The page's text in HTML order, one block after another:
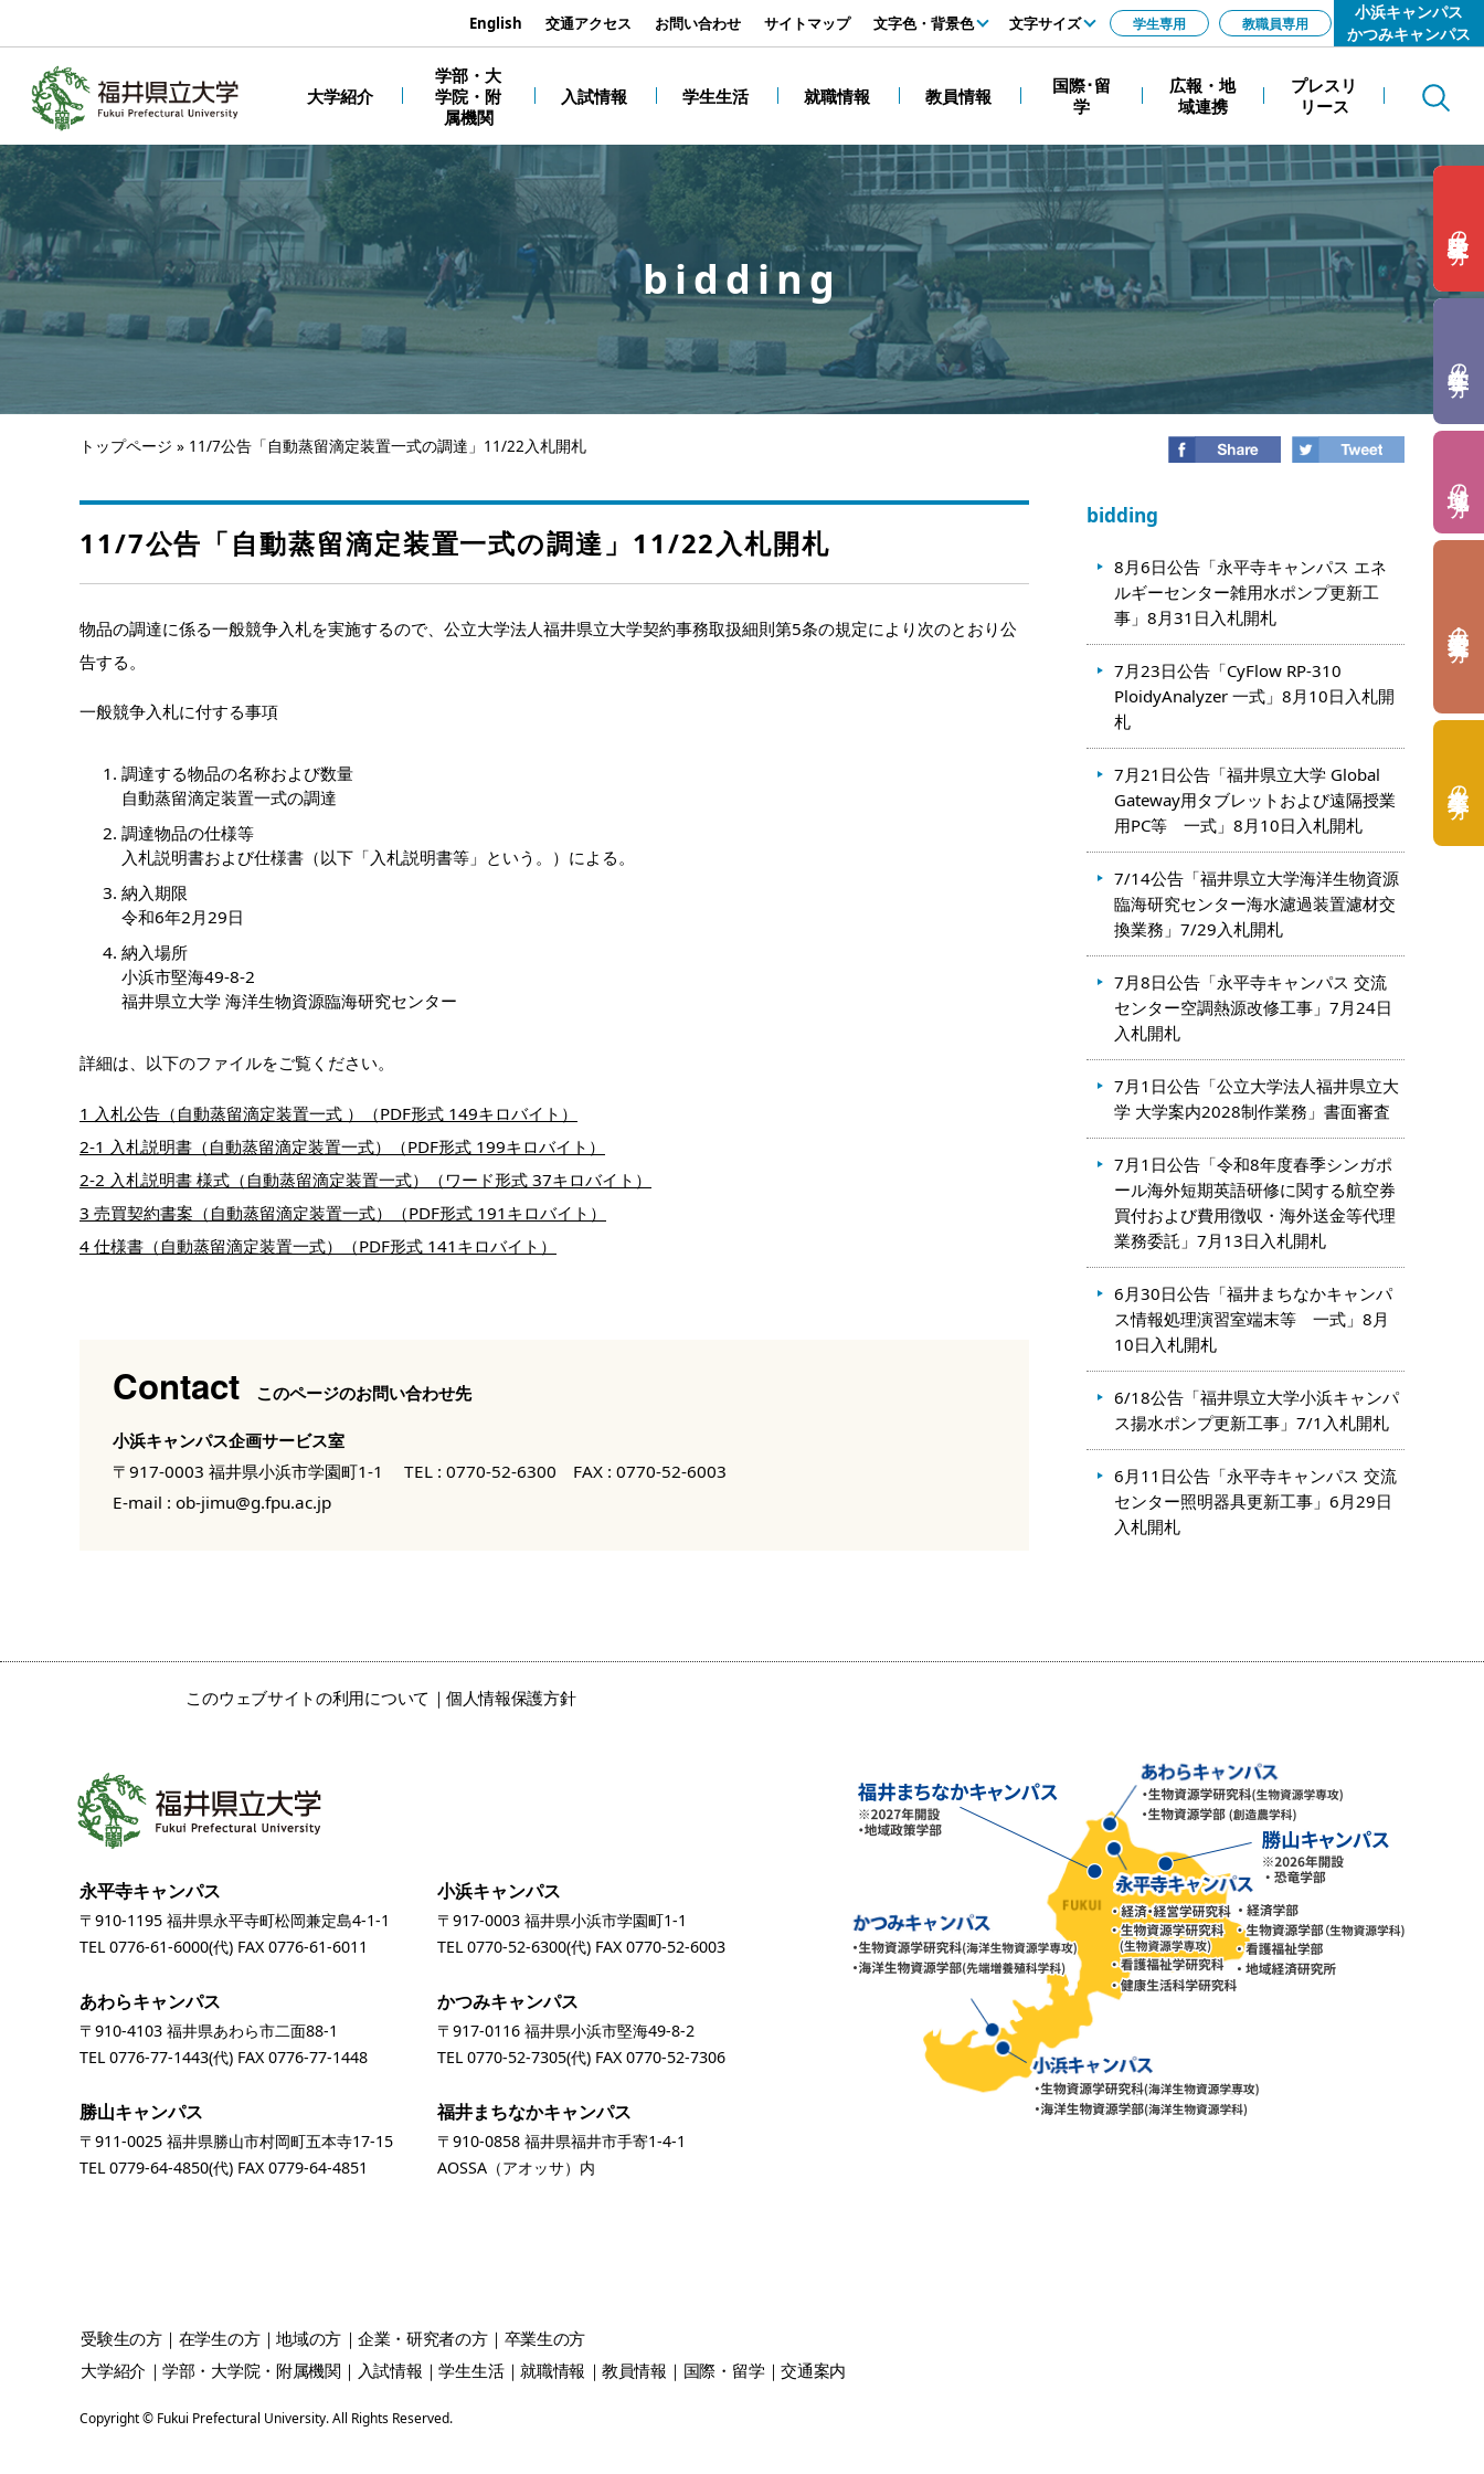
Search
大学紹介
学部・大
学院・附
属機関
入試情報 学生生活 就職情報 教員情報
国際･留
学
広報・地
域連携
プレスリ
リース
小浜キャンパス
かつみキャンパス
の方
の方
の方
の方
の方
English 交通アクセス お問い合わせ サイトマップ 文字色・背景色
黒
文字サイズ
拡大
学生専用 教職員専用
bidding
トップページ » 11/7公告「自動蒸留滴定装置一式の調達」11/22入札開札
11/7公告「自動蒸留滴定装置一式の調達」11/22入札開札
物品の調達に係る一般競争入札を実施するので、公立大学法人福井県立大学契約事務取扱細則第5条の規定により次のとおり公
告する。
一般競争入札に付する事項
調達する物品の名称および数量
自動蒸留滴定装置一式の調達
調達物品の仕様等
入札説明書および仕様書（以下「入札説明書等」という。）による。
納入期限
令和6年2月29日
納入場所
小浜市堅海49-8-2
福井県立大学 海洋生物資源臨海研究センター
詳細は、以下のファイルをご覧ください。
1 入札公告（自動蒸留滴定装置一式 ）（PDF形式 149キロバイト）
2-1 入札説明書（自動蒸留滴定装置一式）（PDF形式 199キロバイト）
2-2 入札説明書 様式（自動蒸留滴定装置一式）（ワード形式 37キロバイト）
3 売買契約書案（自動蒸留滴定装置一式）（PDF形式 191キロバイト）
4 仕様書（自動蒸留滴定装置一式）（PDF形式 141キロバイト）
Contact このページのお問い合わせ先
小浜キャンパス企画サービス室
〒917-0003 福井県小浜市学園町1-1
TEL : 0770-52-6300 FAX : 0770-52-6003
E-mail : ob-jimu@g.fpu.ac.jp
bidding
8月6日公告「永平寺キャンパス エネ
ルギーセンター雑用水ポンプ更新工
事」8月31日入札開札
7月23日公告「CyFlow RP-310
PloidyAnalyzer 一式」8月10日入札開
札
7月21日公告「福井県立大学 Global
Gateway用タブレットおよび遠隔授業
用PC等 一式」8月10日入札開札
7/14公告「福井県立大学海洋生物資源
臨海研究センター海水濾過装置濾材交
換業務」7/29入札開札
7月8日公告「永平寺キャンパス 交流
センター空調熱源改修工事」7月24日
入札開札
7月1日公告「公立大学法人福井県立大
学 大学案内2028制作業務」書面審査
7月1日公告「令和8年度春季シンガポ
ール海外短期英語研修に関する航空券
買付および費用徴収・海外送金等代理
業務委託」7月13日入札開札
6月30日公告「福井まちなかキャンパ
ス情報処理演習室端末等 一式」8月
10日入札開札
6/18公告「福井県立大学小浜キャンパ
ス揚水ポンプ更新工事」7/1入札開札
6月11日公告「永平寺キャンパス 交流
センター照明器具更新工事」6月29日
入札開札
このウェブサイトの利用について 個人情報保護方針
永平寺キャンパス
〒910-1195 福井県永平寺町松岡兼定島4-1-1
TEL 0776-61-6000(代) FAX 0776-61-6011
小浜キャンパス
〒917-0003 福井県小浜市学園町1-1
TEL 0770-52-6300(代) FAX 0770-52-6003
あわらキャンパス
〒910-4103 福井県あわら市二面88-1
TEL 0776-77-1443(代) FAX 0776-77-1448
かつみキャンパス
〒917-0116 福井県小浜市堅海49-8-2
TEL 0770-52-7305(代) FAX 0770-52-7306
勝山キャンパス
〒911-0025 福井県勝山市村岡町五本寺17-15
TEL 0779-64-4850(代) FAX 0779-64-4851
福井まちなかキャンパス
〒910-0858 福井県福井市手寄1-4-1
AOSSA（アオッサ）内
受験生の方 在学生の方 地域の方 企業・研究者の方 卒業生の方
大学紹介
学部・大学院・附属機関 入試情報 学生生活 就職情報 教員情報 国際・留学 交通案内
Copyright © Fukui Prefectural University. All Rights Reserved.